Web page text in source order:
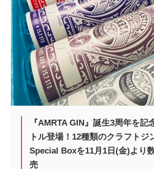
『AMRTA GIN』誕生3周年を記
トル登場！12種類のクラフトジ
Special Boxを11月1日(金)より
売